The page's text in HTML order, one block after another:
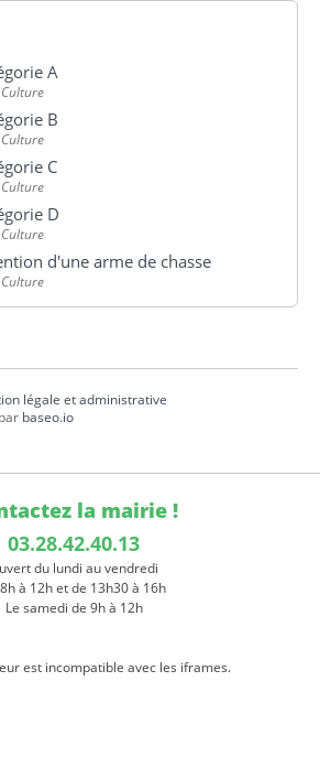
A
B
C
D
d'une arme de chasse
légale et administrative
baseo.io
la mairie !
03.28.42.40.13
du lundi au vendredi
à 12h et de 13h30 à 16h
Le samedi de 9h à 12h
est incompatible avec les iframes.